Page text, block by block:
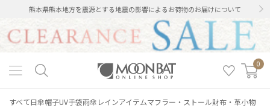
熊本県熊本地方を震源とする地震の影響によるお荷物のお届けについて
0
すべて日傘帽子UV手袋雨傘 レインアイテムマフラー・ストール財布・革小物